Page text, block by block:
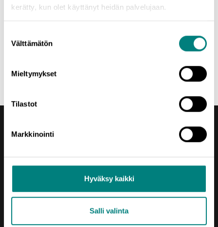
kerätty, kun olet käyttänyt heidän palvelujaan.
valinta
Välttämätön
Mieltymykset
Tilastot
Markkinointi
Hyväksy kaikki
Salli valinta
Mikäli liiketoiminnan kehittäminen kiinnostaa, on mentorointi
mukava tapa haastaa itseään ja samalla saa olla yrittäjän
yrittäjän kasvutarinan!
yritysmentori
Porin Leijona
Yrjönkatu 6